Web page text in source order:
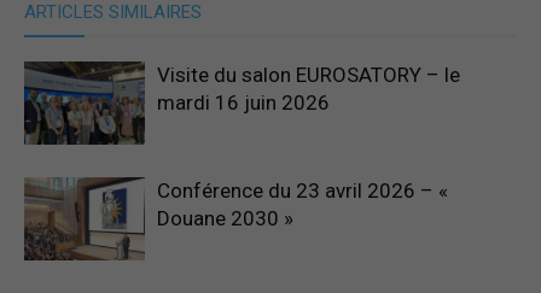
ARTICLES SIMILAIRES
Visite du salon EUROSATORY – le
mardi 16 juin 2026
Conférence du 23 avril 2026 – «
Douane 2030 »